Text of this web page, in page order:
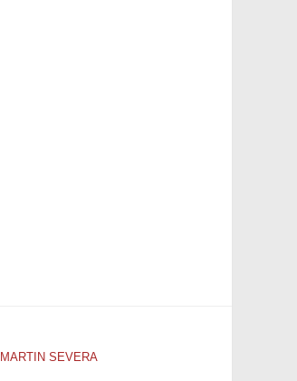
MARTIN SEVERA